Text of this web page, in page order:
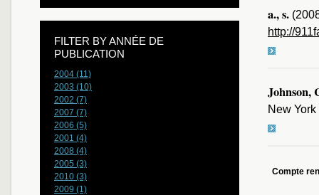
a., s.
http://
Johnson,
New
Compte
FILTER BY ANNÉE DE
PUBLICATION
2004 (11)
2003 (10)
2002 (7)
2007 (7)
2006 (5)
2001 (4)
2008 (4)
2005 (3)
2010 (3)
2009 (1)